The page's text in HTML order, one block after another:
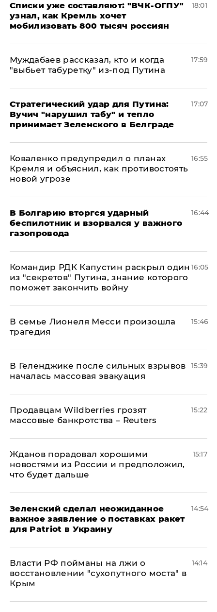
Списки уже составляют: "ВЧК-ОГПУ"
узнал, как Кремль хочет
мобилизовать 800 тысяч россиян
18:01
Муждабаев рассказал, кто и когда
"выбьет табуретку" из-под Путина
17:59
Стратегический удар для Путина:
Вучич "нарушил табу" и тепло
принимает Зеленского в Белграде
17:07
Коваленко предупредил о планах
Кремля и объяснил, как противостоять
новой угрозе
16:55
В Болгарию вторгся ударный
беспилотник и взорвался у важного
газопровода
16:44
Командир РДК Капустин раскрыл один
из "секретов" Путина, знание которого
поможет закончить войну
16:05
В семье Лионеля Месси произошла
трагедия
15:46
В Геленджике после сильных взрывов
началась массовая эвакуация
15:39
Продавцам Wildberries грозят
массовые банкротства – Reuters
15:22
Жданов порадовал хорошими
новостями из России и предположил,
что будет дальше
15:17
Зеленский сделал неожиданное
важное заявление о поставках ракет
для Patriot в Украину
14:54
Власти РФ пойманы на лжи о
восстановлении "сухопутного моста" в
Крым
14:14